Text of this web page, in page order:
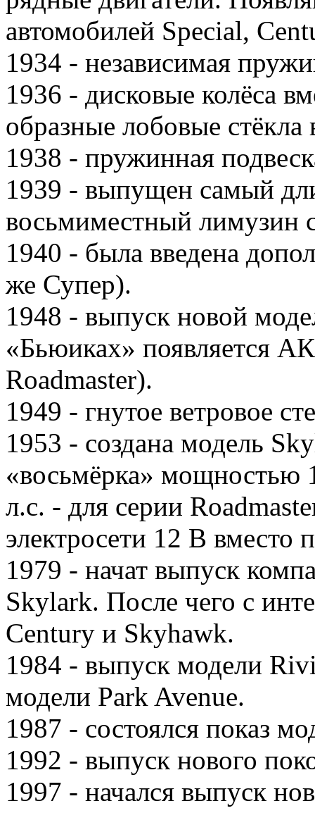
автомобилей Special,
1934 - независимая
1936 - дисковые колёса
образные лобовые стёкла
1938 - пружинная
1939 - выпущен самый
восьмиместный лимузин
1940 - была введена
же Супер).
1948 - выпуск новой
«Бьюиках» появляется
Roadmaster).
1949 - гнутое ветровое
1953 - создана модель
«восьмёрка» мощностью
л.с. - для серии
электросети 12 В вместо
1979 - начат выпуск
Skylark. После чего с
Century и Skyhawk.
1984 - выпуск модели
модели Park Avenue.
1987 - состоялся показ
1992 - выпуск нового
1997 - начался выпуск